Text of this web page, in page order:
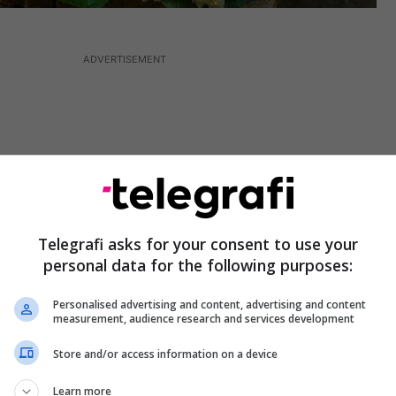
DHE SËMUNDJETFasulet dhe qiqrat në veçanti,
ndihmues të rëndësishëm në balancimin e
Telegrafi asks for your consent to use your
personal data for the following purposes:
Personalised advertising and content, advertising and content
measurement, audience research and services development
Store and/or access information on a device
Learn more